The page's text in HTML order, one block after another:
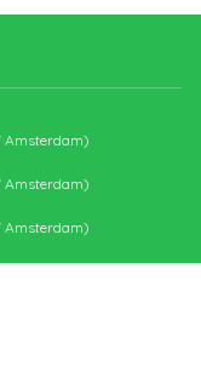
Amsterdam)
Amsterdam)
Amsterdam)